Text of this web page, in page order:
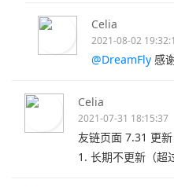
Celia
2021-08-02
@DreamFly感
Celia
2021-07-31 18:15:37
友链页面 7.31 更新
1. 长期不更新（超